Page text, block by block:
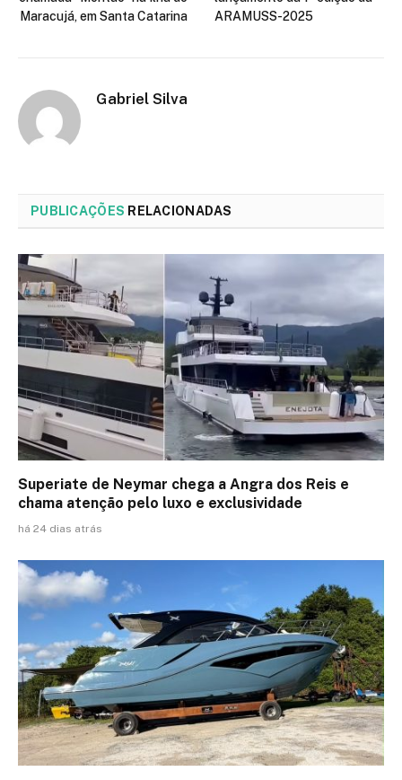
Maracujá, em Santa Catarina
ARAMUSS-2025
Gabriel Silva
PUBLICAÇÕES RELACIONADAS
Superiate de Neymar chega a Angra dos Reis e
chama atenção pelo luxo e exclusividade
há 24 dias atrás